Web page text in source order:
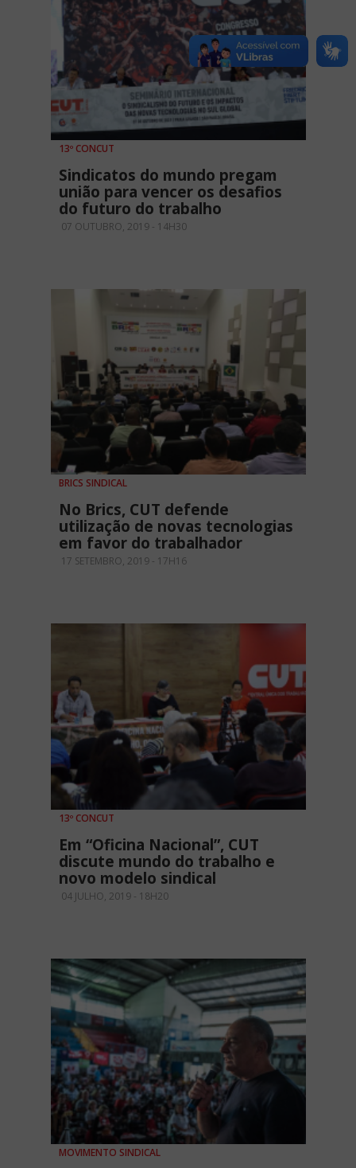
13º CONCUT
Sindicatos do mundo pregam
união para vencer os desafios
do futuro do trabalho
07 OUTUBRO, 2019 - 14H30
BRICS SINDICAL
No Brics, CUT defende
utilização de novas tecnologias
em favor do trabalhador
17 SETEMBRO, 2019 - 17H16
13º CONCUT
Em “Oficina Nacional”, CUT
discute mundo do trabalho e
novo modelo sindical
04 JULHO, 2019 - 18H20
MOVIMENTO SINDICAL